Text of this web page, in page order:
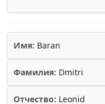
Имя: Baran
Фамилия: Dmitri
Отчество: Leonid